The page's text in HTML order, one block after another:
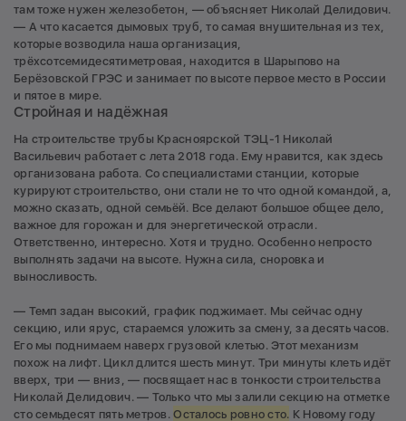
там тоже нужен железобетон, — объясняет Николай Делидович.
— А что касается дымовых труб, то самая внушительная из тех,
которые возводила наша организация,
трёхсотсемидесятиметровая, находится в Шарыпово на
Берёзовской ГРЭС и занимает по высоте первое место в России
и пятое в мире.
Стройная и надёжная
На строительстве трубы Красноярской ТЭЦ-1 Николай
Васильевич работает с лета 2018 года. Ему нравится, как здесь
организована работа. Со специалистами станции, которые
курируют строительство, они стали не то что одной командой, а,
можно сказать, одной семьёй. Все делают большое общее дело,
важное для горожан и для энергетической отрасли.
Ответственно, интересно. Хотя и трудно. Особенно непросто
выполнять задачи на высоте. Нужна сила, сноровка и
выносливость.
— Темп задан высокий, график поджимает. Мы сейчас одну
секцию, или ярус, стараемся уложить за смену, за десять часов.
Его мы поднимаем наверх грузовой клетью. Этот механизм
похож на лифт. Цикл длится шесть минут. Три минуты клеть идёт
вверх, три — вниз, — посвящает нас в тонкости строительства
Николай Делидович. — Только что мы залили секцию на отметке
сто семьдесят пять метров.Осталось ровно сто. К Новому году